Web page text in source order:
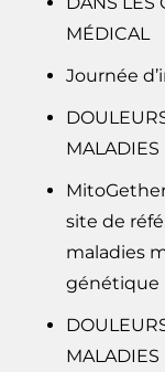
MÉDICAL
Journée
site de
maladies
génétique